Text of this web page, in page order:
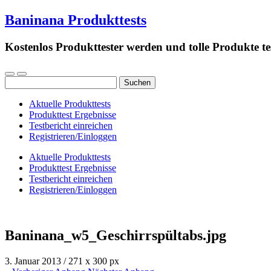
Baninana Produkttests
Kostenlos Produkttester werden und tolle Produkte
nach:
Aktuelle Produkttests
Produkttest Ergebnisse
Testbericht einreichen
Registrieren/Einloggen
Aktuelle Produkttests
Produkttest Ergebnisse
Testbericht einreichen
Registrieren/Einloggen
Baninana_w5_Geschirrspültabs.jpg
3. Januar 2013 / 271 x 300 px